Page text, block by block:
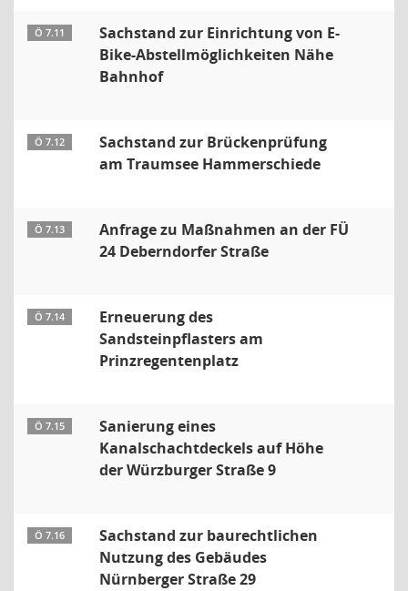
Ö 7.11
Sachstand zur Einrichtung von E-
Bike-Abstellmöglichkeiten Nähe
Bahnhof
Ö 7.12
Sachstand zur Brückenprüfung
am Traumsee Hammerschiede
Ö 7.13
Anfrage zu Maßnahmen an der FÜ
24 Deberndorfer Straße
Ö 7.14
Erneuerung des
Sandsteinpflasters am
Prinzregentenplatz
Ö 7.15
Sanierung eines
Kanalschachtdeckels auf Höhe
der Würzburger Straße 9
Ö 7.16
Sachstand zur baurechtlichen
Nutzung des Gebäudes
Nürnberger Straße 29